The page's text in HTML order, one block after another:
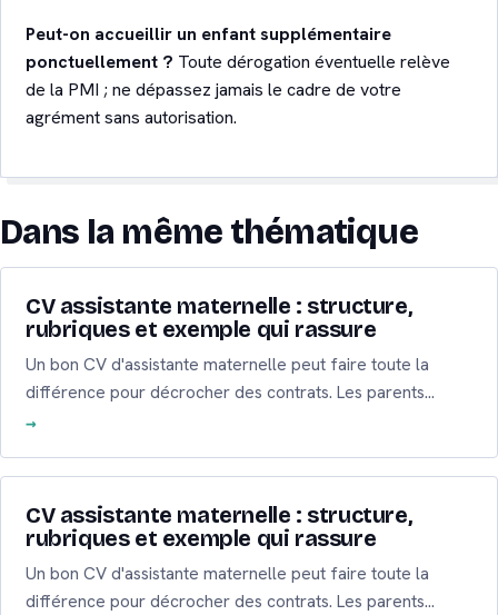
Peut-on accueillir un enfant supplémentaire
ponctuellement ? Toute dérogation éventuelle relève
de la PMI ; ne dépassez jamais le cadre de votre
agrément sans autorisation.
Dans la même thématique
CV assistante maternelle : structure,
rubriques et exemple qui rassure
Un bon CV d'assistante maternelle peut faire toute la
différence pour décrocher des contrats. Les parents…
CV assistante maternelle : structure,
rubriques et exemple qui rassure
Un bon CV d'assistante maternelle peut faire toute la
différence pour décrocher des contrats. Les parents…